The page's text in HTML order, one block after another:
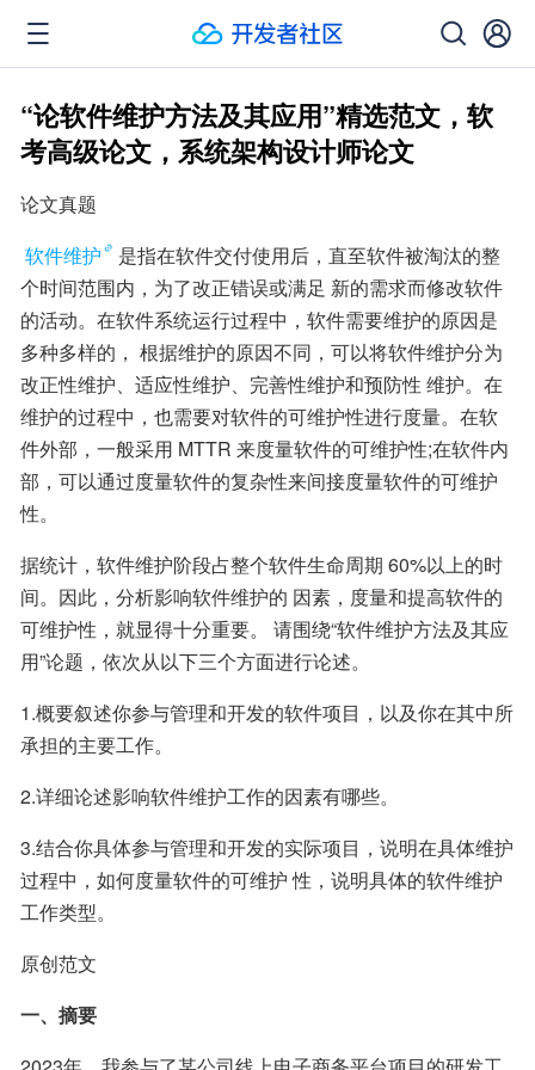
“论软件维护方法及其应用”精选范文，软
考高级论文，系统架构设计师论文
论文真题
软件维护
是指在软件交付使用后，直至软件被淘汰的整
个时间范围内，为了改正错误或满足 新的需求而修改软件
的活动。在软件系统运行过程中，软件需要维护的原因是
多种多样的， 根据维护的原因不同，可以将软件维护分为
改正性维护、适应性维护、完善性维护和预防性 维护。在
维护的过程中，也需要对软件的可维护性进行度量。在软
件外部，一般采用 MTTR 来度量软件的可维护性;在软件内
部，可以通过度量软件的复杂性来间接度量软件的可维护
性。
据统计，软件维护阶段占整个软件生命周期 60%以上的时
间。因此，分析影响软件维护的 因素，度量和提高软件的
可维护性，就显得十分重要。 请围绕“软件维护方法及其应
用”论题，依次从以下三个方面进行论述。
1.概要叙述你参与管理和开发的软件项目，以及你在其中所
承担的主要工作。
2.详细论述影响软件维护工作的因素有哪些。
3.结合你具体参与管理和开发的实际项目，说明在具体维护
过程中，如何度量软件的可维护 性，说明具体的软件维护
工作类型。
原创范文
一、摘要